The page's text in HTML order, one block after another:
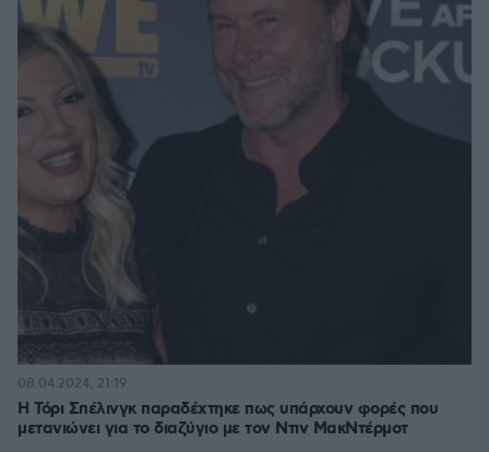
Η Τόρι Σπέλινγκ παραδέχτηκε πως υπάρχουν φορές που
μετανιώνει για το διαζύγιο με τον Ντιν ΜακΝτέρμοτ
08.04.2024, 21:19